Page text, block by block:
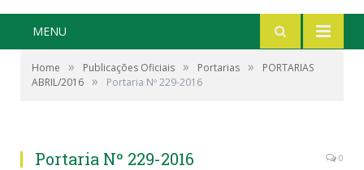
MENU
Home » Publicações Oficiais » Portarias »
PORTARIAS
ABRIL/2016 » Portaria Nº 229-2016
Portaria Nº 229-2016 0